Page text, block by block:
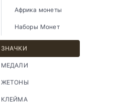
Африка монеты
Наборы Монет
ЗНАЧКИ
МЕДАЛИ
ЖЕТОНЫ
КЛЕЙМА